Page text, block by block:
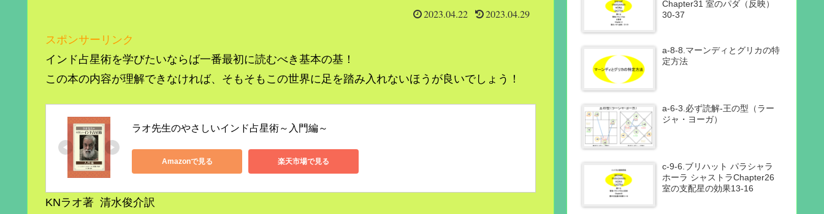
2023.04.22 2023.04.29
スポンサーリンク
インド占星術を学びたいならば一番最初に読むべき基本の基！
この本の内容が理解できなければ、そもそもこの世界に足を踏み入れないほうが良いでしょう！
ラオ先生のやさしいインド占星術～入門編～
Amazonで見る 楽天市場で見る
KNラオ著 清水俊介訳
Chapter31 室のパダ（反映）
30-37
a-8-8.マーンディとグリカの特
定方法
a-6-3.必ず読解-王の型（ラー
ジャ・ヨーガ）
c-9-6.ブリハット パラシャラ
ホーラ シャストラChapter26
室の支配星の効果13-16